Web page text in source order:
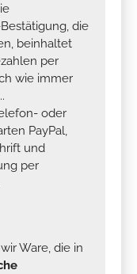
die
beinhaltet
per
wie immer
oder
PayPal,
und
per
Ware, die in